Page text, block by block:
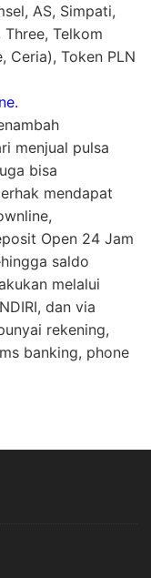
AS, Simpati,
Telkom
Ceria), Token PLN
menjual pulsa
bisa
mendapat
Open 24 Jam
saldo
melalui
dan via
rekening,
banking, phone